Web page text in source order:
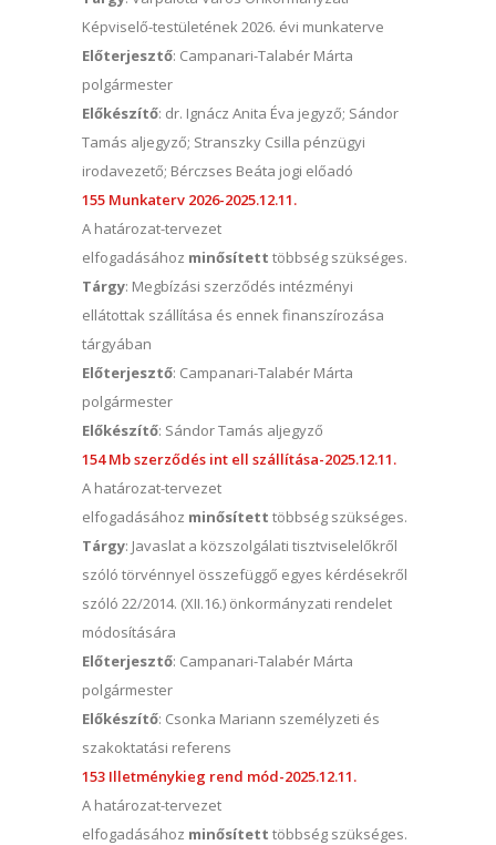
Képviselő-testületének 2026. évi munkaterve
Előterjesztő: Campanari-Talabér Márta
polgármester
Előkészítő: dr. Ignácz Anita Éva jegyző; Sándor
Tamás aljegyző; Stranszky Csilla pénzügyi
irodavezető; Bérczses Beáta jogi előadó
155 Munkaterv 2026-2025.12.11.
A határozat-tervezet
elfogadásához minősített többség szükséges.
Tárgy: Megbízási szerződés intézményi
ellátottak szállítása és ennek finanszírozása
tárgyában
Előterjesztő: Campanari-Talabér Márta
polgármester
Előkészítő: Sándor Tamás aljegyző
154 Mb szerződés int ell szállítása-2025.12.11.
A határozat-tervezet
elfogadásához minősített többség szükséges.
Tárgy: Javaslat a közszolgálati tisztviselelőkről
szóló törvénnyel összefüggő egyes kérdésekről
szóló 22/2014. (XII.16.) önkormányzati rendelet
módosítására
Előterjesztő: Campanari-Talabér Márta
polgármester
Előkészítő: Csonka Mariann személyzeti és
szakoktatási referens
153 Illetménykieg rend mód-2025.12.11.
A határozat-tervezet
elfogadásához minősített többség szükséges.